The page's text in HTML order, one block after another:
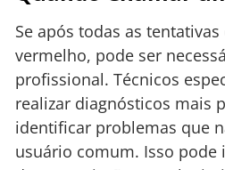
Se após todas as tentativas
vermelho, pode ser
profissional. Técnicos
realizar diagnósticos mais
identificar problemas que
usuário comum. Isso pode